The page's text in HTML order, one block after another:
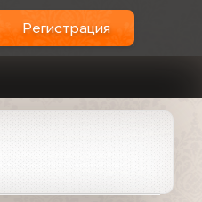
Регистрация